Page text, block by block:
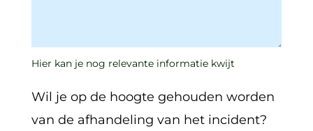
Hier kan je nog relevante informatie kwijt
Wil je op de hoogte gehouden worden
van de afhandeling van het incident?